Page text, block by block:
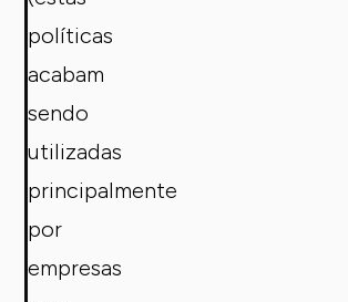
políticas
acabam
sendo
utilizadas
principalmente
por
empresas